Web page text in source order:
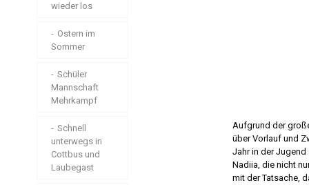
Aufgrund der
über Vorlauf und
Jahr in der
Nadiia, die nicht
mit der Tatsache,
Paddelsaison
2025 ist eröffnet!
Athletik beim
KVL
Lütten
Starker langer
Atem
wieder los
Ostern im
Sommer
Schüler
Mannschaft
Mehrkampf
Schnell
unterwegs in
Cottbus und
Laubegast